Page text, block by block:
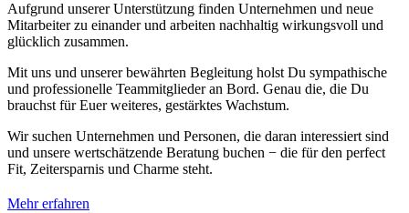
Aufgrund unserer Unterstützung finden Unternehmen und neue
Mitarbeiter zu einander und arbeiten nachhaltig wirkungsvoll und
glücklich zusammen.
Mit uns und unserer bewährten Begleitung holst Du sympathische
und professionelle Teammitglieder an Bord. Genau die, die Du
brauchst für Euer weiteres, gestärktes Wachstum.
Wir suchen Unternehmen und Personen, die daran interessiert sind
und unsere wertschätzende Beratung buchen − die für den perfect
Fit, Zeitersparnis und Charme steht.
Mehr erfahren